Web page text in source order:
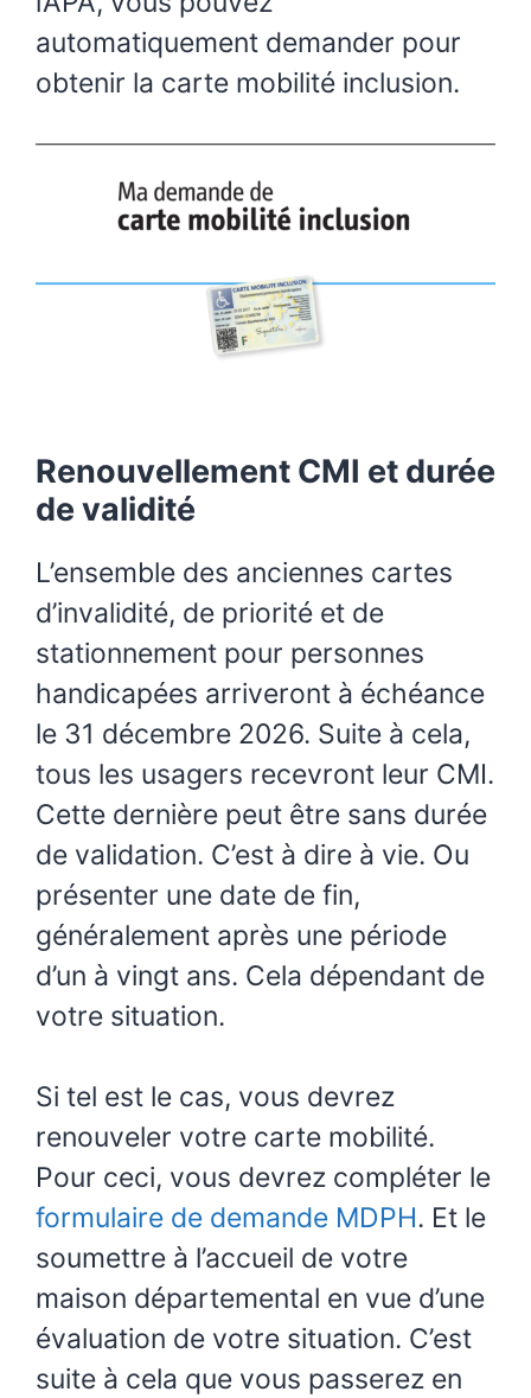
automatiquement demander pour
obtenir la carte mobilité inclusion.
Renouvellement CMI et durée
de validité
L’ensemble des anciennes cartes
d’invalidité, de priorité et de
stationnement pour personnes
handicapées arriveront à échéance
le 31 décembre 2026. Suite à cela,
tous les usagers recevront leur CMI.
Cette dernière peut être sans durée
de validation. C’est à dire à vie. Ou
présenter une date de fin,
généralement après une période
d’un à vingt ans. Cela dépendant de
votre situation.
Si tel est le cas, vous devrez
renouveler votre carte mobilité.
Pour ceci, vous devrez compléter le
formulaire de demande MDPH. Et le
soumettre à l’accueil de votre
maison départemental en vue d’une
évaluation de votre situation. C’est
suite à cela que vous passerez en